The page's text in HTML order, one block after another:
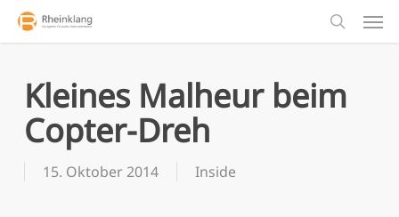
Skip
content
search
Kleines Malheur beim
Copter-Dreh
15. Oktober 2014 Inside